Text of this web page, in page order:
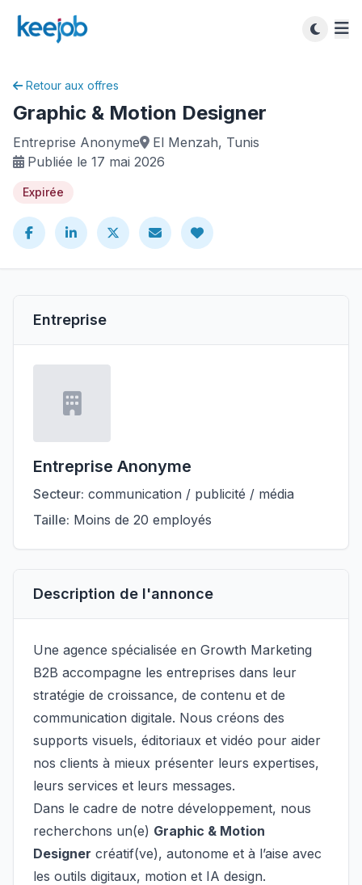
Retour aux offres
Graphic & Motion Designer
Entreprise Anonyme
El Menzah, Tunis
Publiée le 17 mai 2026
Expirée
Entreprise
Entreprise Anonyme
Secteur: communication / publicité / média
Taille: Moins de 20 employés
Description de l'annonce
Une agence spécialisée en Growth Marketing
B2B accompagne les entreprises dans leur
stratégie de croissance, de contenu et de
communication digitale. Nous créons des
supports visuels, éditoriaux et vidéo pour aider
nos clients à mieux présenter leurs expertises,
leurs services et leurs messages.
Dans le cadre de notre développement, nous
recherchons un(e) Graphic & Motion
Designer créatif(ve), autonome et à l’aise avec
les outils digitaux, motion et IA design.